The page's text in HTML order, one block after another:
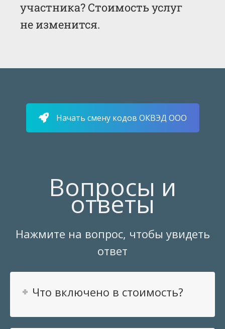
участника? Стоимость услуг
не изменится.
Начать смену кодов ОКВЭД ООО
Вопросы и
ответы
Нажмите на вопрос, чтобы увидеть
ответ
Что включено в стоимость?